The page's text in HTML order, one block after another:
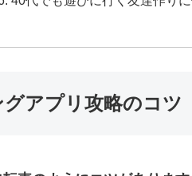
アプリ攻略のコツ